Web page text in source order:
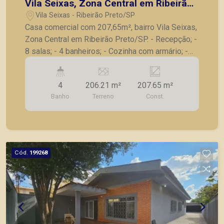
Vila Seixas, Zona Central em Ribeirão
Preto/SP.
Vila Seixas - Ribeirão Preto/SP
Casa comercial com 207,65m², bairro Vila Seixas,
Zona Central em Ribeirão Preto/SP. - Recepção; -
8 salas; - 4 banheiros; - Cozinha com armário; -
Lavanderia; - Sistema de segurança com alarme; -
Excelente localização em esquina com grande
clientes com agilidade e segurança, em locação,
vendas de imóveis prontos, usados ou mesmo
4
Banho
206.21 m²
Terreno
207.65 m²
Const.
Cód. 199268